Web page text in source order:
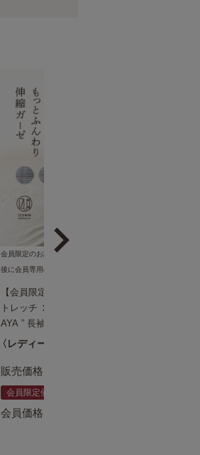
会員限定のお試し価格で販売中。ログイン
後に会員専用の価格が表示されます。
【会員限定価格あり】感動のふんわり ス
トレッチ ２重ガーゼ プレミアムノビーゼ “
AYA ” 長袖 前開き グレンチェック レディ
ース パジャマ パジャマ屋 IZUMM
レディース
販売価格
会員限定価格
会員価格